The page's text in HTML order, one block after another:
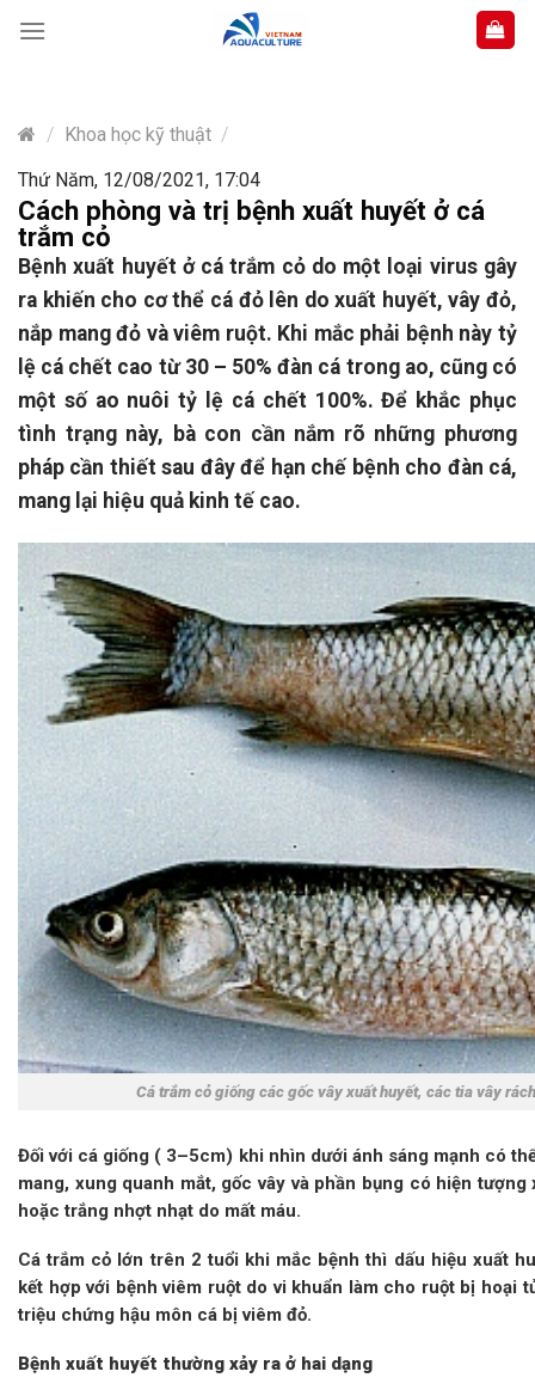
content
/ Khoa học kỹ thuật /
Thứ Năm, 12/08/2021, 17:04
Cách phòng và trị bệnh xuất huyết ở cá
trắm cỏ
Bệnh xuất huyết ở cá trắm cỏ do một loại virus gây
ra khiến cho cơ thể cá đỏ lên do xuất huyết, vây đỏ,
nắp mang đỏ và viêm ruột. Khi mắc phải bệnh này tỷ
lệ cá chết cao từ 30 – 50% đàn cá trong ao, cũng có
một số ao nuôi tỷ lệ cá chết 100%. Để khắc phục
tình trạng này, bà con cần nắm rõ những phương
pháp cần thiết sau đây để hạn chế bệnh cho đàn cá,
mang lại hiệu quả kinh tế cao.
Cá trắm cỏ giống các gốc vây xuất huyết, các tia vây
Đối với cá giống ( 3–5cm) khi nhìn dưới ánh sáng mạnh có
mang, xung quanh mắt, gốc vây và phần bụng có hiện
hoặc trắng nhợt nhạt do mất máu.
Cá trắm cỏ lớn trên 2 tuổi khi mắc bệnh thì dấu hiệu xuất
kết hợp với bệnh viêm ruột do vi khuẩn làm cho ruột bị hoại
triệu chứng hậu môn cá bị viêm đỏ.
Bệnh xuất huyết thường xảy ra ở hai dạng